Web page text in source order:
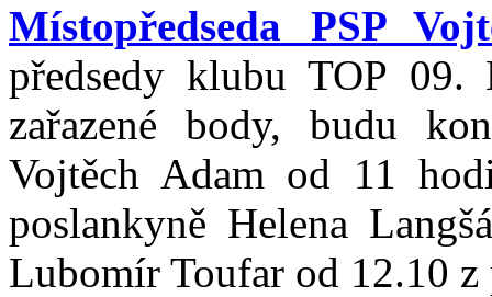
Místopředseda PSP
předsedy klubu TOP 09.
zařazené body, budu
Vojtěch Adam od 11
poslankyně Helena
Lubomír Toufar od 12.10